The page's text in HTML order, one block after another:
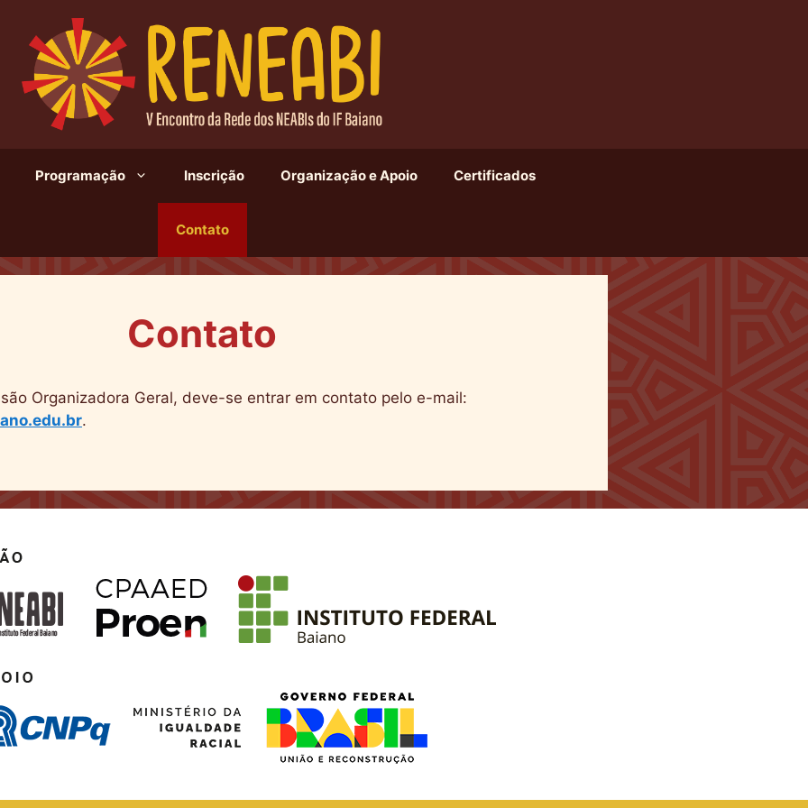
Programação Inscrição Organização e Apoio Certificados
Contato
Contato
Organizadora Geral, deve-se entrar em contato pelo e-mail:
.